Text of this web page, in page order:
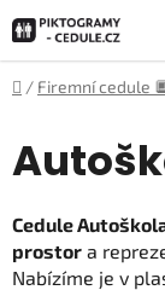
na
obsah
Domů
/ Firemní cedule
Cedule
prostor a
Nabízíme je v